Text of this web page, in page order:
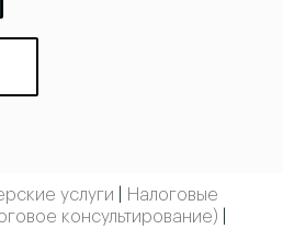
услуги
Налоговые
консультирование)